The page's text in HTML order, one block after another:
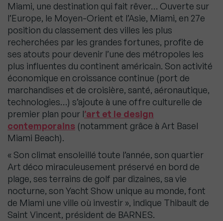
Miami, une destination qui fait rêver… Ouverte sur
l’Europe, le Moyen-Orient et l’Asie, Miami, en 27e
position du classement des villes les plus
recherchées par les grandes fortunes, profite de
ses atouts pour devenir l’une des métropoles les
plus influentes du continent américain. Son activité
économique en croissance continue (port de
marchandises et de croisière, santé, aéronautique,
technologies…) s’ajoute à une offre culturelle de
premier plan pour l’art et le design
contemporains (notamment grâce à Art Basel
Miami Beach).
« Son climat ensoleillé toute l’année, son quartier
Art déco miraculeusement préservé en bord de
plage, ses terrains de golf par dizaines, sa vie
nocturne, son Yacht Show unique au monde, font
de Miami une ville où investir », indique Thibault de
Saint Vincent, président de BARNES.